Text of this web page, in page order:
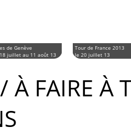
de Genève
juillet au 11 août 13
Tour de France 2013
le 20 juillet 13
À FAIRE À